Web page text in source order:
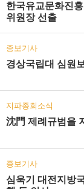
한국유교문화진
위원장 선출
종보기사
경상국립대 심원
지파종회소식
沈門 제례규범을
종보기사
심욱기 대전지방